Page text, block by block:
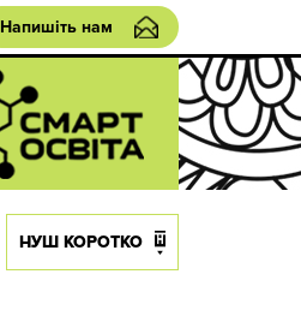
Напишіть нам
НУШ КОРОТКО